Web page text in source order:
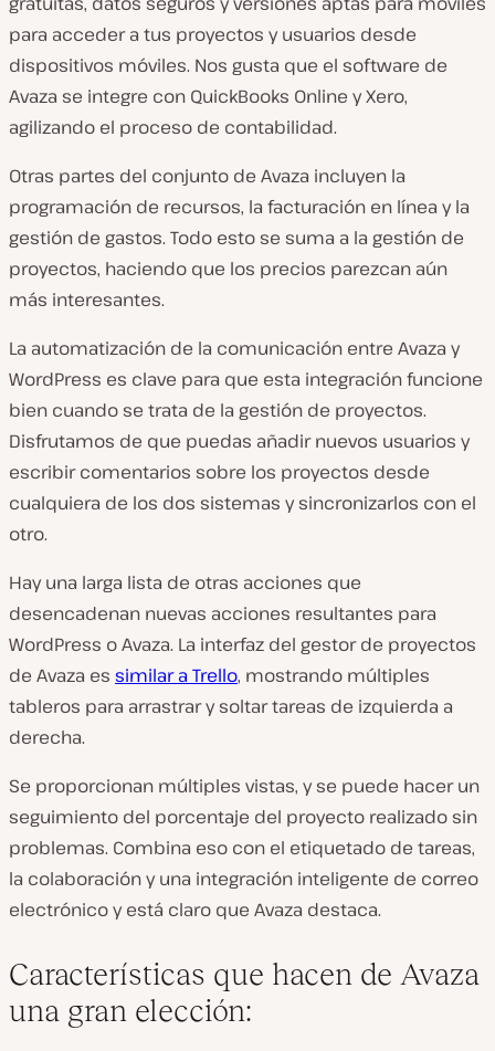
para acceder a tus proyectos y usuarios desde
dispositivos móviles. Nos gusta que el software de
Avaza se integre con QuickBooks Online y Xero,
agilizando el proceso de contabilidad.
Otras partes del conjunto de Avaza incluyen la
programación de recursos, la facturación en línea y la
gestión de gastos. Todo esto se suma a la gestión de
proyectos, haciendo que los precios parezcan aún
más interesantes.
La automatización de la comunicación entre Avaza y
WordPress es clave para que esta integración funcione
bien cuando se trata de la gestión de proyectos.
Disfrutamos de que puedas añadir nuevos usuarios y
escribir comentarios sobre los proyectos desde
cualquiera de los dos sistemas y sincronizarlos con el
otro.
Hay una larga lista de otras acciones que
desencadenan nuevas acciones resultantes para
WordPress o Avaza. La interfaz del gestor de proyectos
de Avaza es similar a Trello, mostrando múltiples
tableros para arrastrar y soltar tareas de izquierda a
derecha.
Se proporcionan múltiples vistas, y se puede hacer un
seguimiento del porcentaje del proyecto realizado sin
problemas. Combina eso con el etiquetado de tareas,
la colaboración y una integración inteligente de correo
electrónico y está claro que Avaza destaca.
Características que hacen de Avaza
una gran elección: